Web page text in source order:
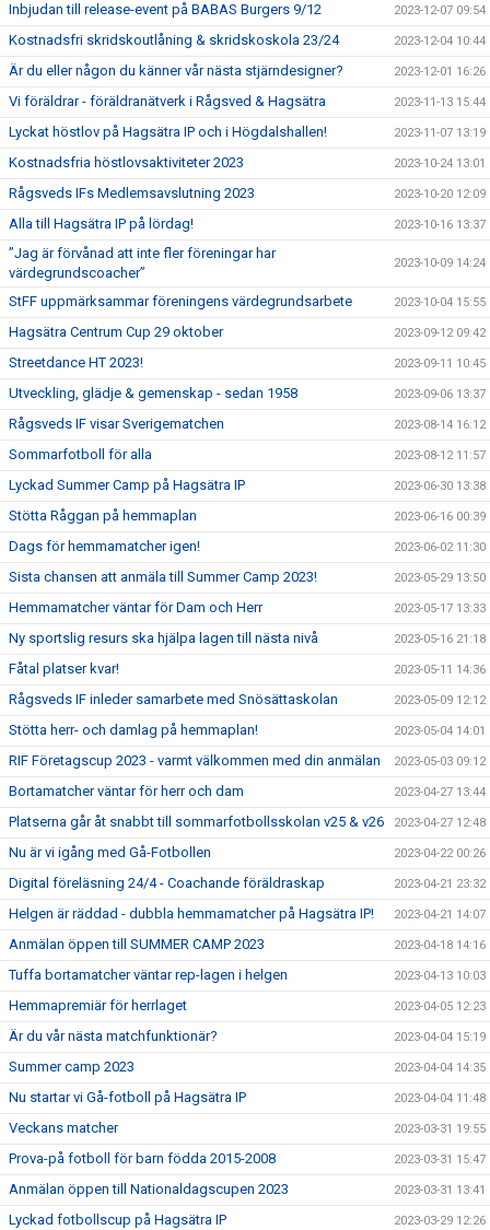
Inbjudan till release-event på BABAS Burgers 9/12 2023-12-07 09:54
Kostnadsfri skridskoutlåning & skridskoskola 23/24 2023-12-04 10:44
Är du eller någon du känner vår nästa stjärndesigner? 2023-12-01 16:26
Vi föräldrar - föräldranätverk i Rågsved & Hagsätra 2023-11-13 15:44
Lyckat höstlov på Hagsätra IP och i Högdalshallen! 2023-11-07 13:19
Kostnadsfria höstlovsaktiviteter 2023 2023-10-24 13:01
Rågsveds IFs Medlemsavslutning 2023 2023-10-20 12:09
Alla till Hagsätra IP på lördag! 2023-10-16 13:37
”Jag är förvånad att inte fler föreningar har
värdegrundscoacher”
2023-10-09 14:24
StFF uppmärksammar föreningens värdegrundsarbete 2023-10-04 15:55
Hagsätra Centrum Cup 29 oktober 2023-09-12 09:42
Streetdance HT 2023! 2023-09-11 10:45
Utveckling, glädje & gemenskap - sedan 1958 2023-09-06 13:37
Rågsveds IF visar Sverigematchen 2023-08-14 16:12
Sommarfotboll för alla 2023-08-12 11:57
Lyckad Summer Camp på Hagsätra IP 2023-06-30 13:38
Stötta Råggan på hemmaplan 2023-06-16 00:39
Dags för hemmamatcher igen! 2023-06-02 11:30
Sista chansen att anmäla till Summer Camp 2023! 2023-05-29 13:50
Hemmamatcher väntar för Dam och Herr 2023-05-17 13:33
Ny sportslig resurs ska hjälpa lagen till nästa nivå 2023-05-16 21:18
Fåtal platser kvar! 2023-05-11 14:36
Rågsveds IF inleder samarbete med Snösättaskolan 2023-05-09 12:12
Stötta herr- och damlag på hemmaplan! 2023-05-04 14:01
RIF Företagscup 2023 - varmt välkommen med din anmälan 2023-05-03 09:12
Bortamatcher väntar för herr och dam 2023-04-27 13:44
Platserna går åt snabbt till sommarfotbollsskolan v25 & v26 2023-04-27 12:48
Nu är vi igång med Gå-Fotbollen 2023-04-22 00:26
Digital föreläsning 24/4 - Coachande föräldraskap 2023-04-21 23:32
Helgen är räddad - dubbla hemmamatcher på Hagsätra IP! 2023-04-21 14:07
Anmälan öppen till SUMMER CAMP 2023 2023-04-18 14:16
Tuffa bortamatcher väntar rep-lagen i helgen 2023-04-13 10:03
Hemmapremiär för herrlaget 2023-04-05 12:23
Är du vår nästa matchfunktionär? 2023-04-04 15:19
Summer camp 2023 2023-04-04 14:35
Nu startar vi Gå-fotboll på Hagsätra IP 2023-04-04 11:48
Veckans matcher 2023-03-31 19:55
Prova-på fotboll för barn födda 2015-2008 2023-03-31 15:47
Anmälan öppen till Nationaldagscupen 2023 2023-03-31 13:41
Lyckad fotbollscup på Hagsätra IP 2023-03-29 12:26